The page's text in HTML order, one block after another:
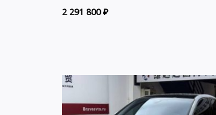
2 291 800₽